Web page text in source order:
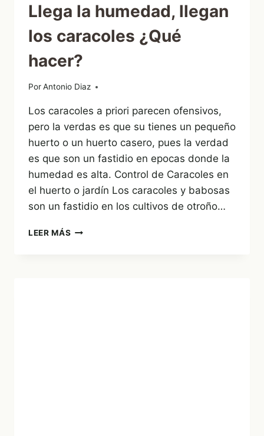
Llega la humedad, llegan
los caracoles ¿Qué
hacer?
PorAntonio Diaz
17/11/2022
Los caracoles a priori parecen ofensivos,
pero la verdas es que su tienes un pequeño
huerto o un huerto casero, pues la verdad
es que son un fastidio en epocas donde la
humedad es alta. Control de Caracoles en
el huerto o jardín Los caracoles y babosas
son un fastidio en los cultivos de otroño…
LEER MÁS LLEGA